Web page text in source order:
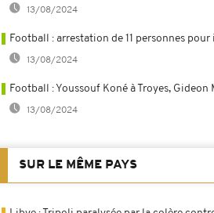
13/08/2024
Football : arrestation de 11 personnes
13/08/2024
Football : Youssouf Koné à Troyes, Gideon
13/08/2024
SUR LE MÊME PAYS